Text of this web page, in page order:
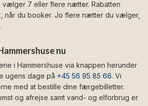
vælger 7 eller flere nætter. Rabatten
når du booker. Jo flere nætter du vælger,
nu
i Hammershuse via knappen herunder
ugens dage på +45 56 95 85 66. Vi
med at bestille dine færgebilletter.
og afrejse samt vand- og elforbrug er